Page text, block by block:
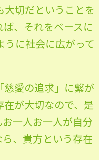
大切だということを
、それをベースに
に社会に広がって
愛の追求」に繋が
が大切なので、是
一人お一人が自分
、貴方という存在